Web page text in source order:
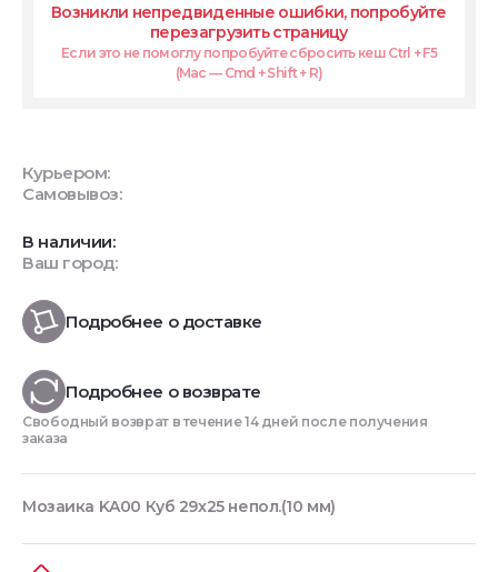
Возникли непредвиденные ошибки, попробуйте
перезагрузить страницу
Если это не помоглу попробуйте сбросить кеш Ctrl + F5
(Mac — Cmd + Shift + R)
Курьером:
Самовывоз:
В наличии:
Ваш город:
Подробнее о доставке
Подробнее о возврате
Свободный возврат в течение 14 дней после получения
заказа
Мозаика KA00 Куб 29x25 непол.(10 мм)